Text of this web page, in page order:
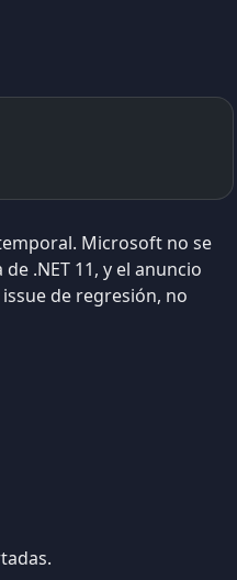
Microsoft no se
.NET 11, y el anuncio
de regresión, no